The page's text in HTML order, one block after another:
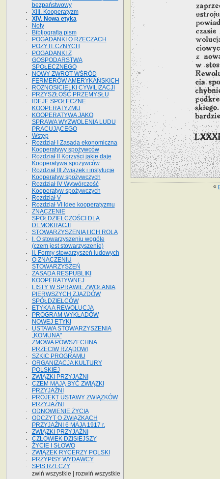
«
bezpaństwowy
XIII. Kooperatyzm
XIV. Nowa etyka
Noty
Bibljografja pism
POGADANKI O RZECZACH
POŻYTECZNYCH
POGADANKI Z
GOSPODARSTWA
SPOŁECZNEGO
NOWY ZWROT WŚRÓD
FERMERÓW AMERYKAŃSKICH
ROZNOSICIELKI CYWILIZACJI
PRZYSZŁOŚĆ PRZEMYSŁU
IDEJE SPOŁECZNE
KOOPERATYZMU
KOOPERATYWA JAKO
SPRAWA WYZWOLENIA LUDU
PRACUJĄCEGO
Wstęp
Rozdział I Zasada ekonomiczna
Kooperatywy spożywców
Rozdział II Korzyści jakie daje
Kooperatywa spożywców
Rozdział III Związek i instytucje
Kooperatyw spożywczych
Rozdział IV Wytwórczość
Kooperatyw spożywczych
Rozdział V
Rozdział VI Idee kooperatyzmu
ZNACZENIE
SPÓŁDZIELCZOŚCI DLA
DEMOKRACJI
STOWARZYSZENIA I ICH ROLA
I. O stowarzyszeniu wogóle
(czem jest stowarzyszenie)
II. Formy stowarzyszeń ludowych
O ZNACZENIU
STOWARZYSZEŃ
ZASADA RESPUBLIKI
KOOPERATYWNEJ
LISTY W SPRAWIE ZWOŁANIA
PIERWSZYCH ZJAZDÓW
SPÓŁDZIELCÓW
ETYKA A REWOLUCJA
PROGRAM WYKŁADÓW
NOWEJ ETYKI
USTAWA STOWARZYSZENIA
„KOMUNA"
ZMOWA POWSZECHNA
PRZECIW RZĄDOWI
SZKIC PROGRAMU
ORGANIZACJA KULTURY
POLSKIEJ
ZWIĄZKI PRZYJAŹNI
CZEM MAJĄ BYĆ ZWIĄZKI
PRZYJAŹNI
PROJEKT USTAWY ZWIĄZKÓW
PRZYJAŹNI
ODNOWIENIE ŻYCIA
ODCZYT O ZWIĄZKACH
PRZYJAŹNI 6 MAJA 1917 r.
ZWIĄZKI PRZYJAŹNI
CZŁOWIEK DZISIEJSZY
ŻYCIE I SŁOWO
ZWIĄZEK RYCERZY POLSKI
PRZYPISY WYDAWCY
SPIS RZECZY
zwiń wszystkie
rozwiń wszystkie